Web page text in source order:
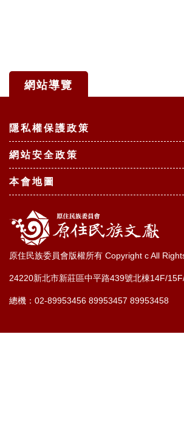
網站導覽
隱私權保護政策
網站安全政策
本會地圖
原住民族委員會版權所有 Copyright c All
24220新北市新莊區中平路439號北棟14F/
總機：02-89953456 89953457 89953458